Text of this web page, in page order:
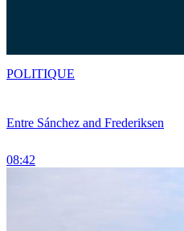
Entre Sánchez and Frederiksen
08:42
POLITIQUE